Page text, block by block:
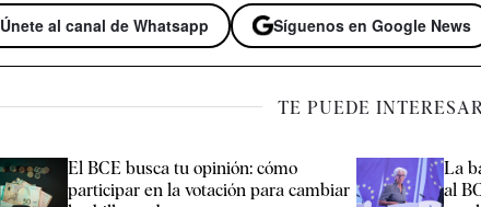
Únete al canal de Whatsapp Síguenos en Google News
TE PUEDE
El BCE busca tu opinión: cómo
participar en la votación para cambiar
La
al